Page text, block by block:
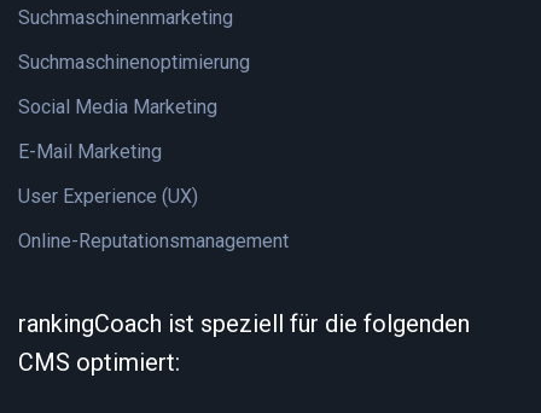
Suchmaschinenmarketing
Suchmaschinenoptimierung
Social Media Marketing
E-Mail Marketing
User Experience (UX)
Online-Reputationsmanagement
rankingCoach ist speziell für die folgenden
CMS optimiert: